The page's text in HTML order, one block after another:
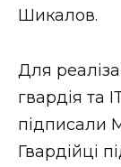
Шикалов.
Для
гвардія та
підписали
Гвардійці